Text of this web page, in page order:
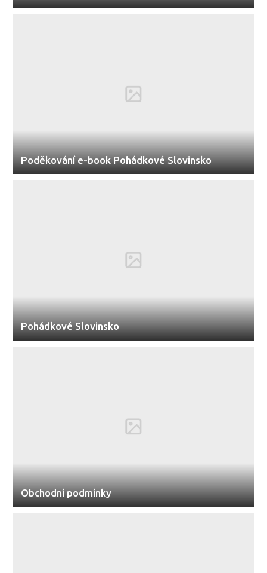
Poděkování e-book Pohádkové Slovinsko
Pohádkové Slovinsko
Obchodní podmínky